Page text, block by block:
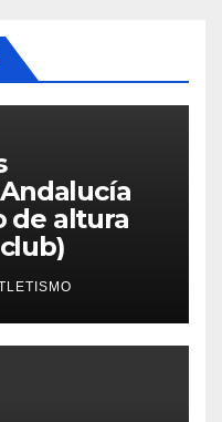
de altura